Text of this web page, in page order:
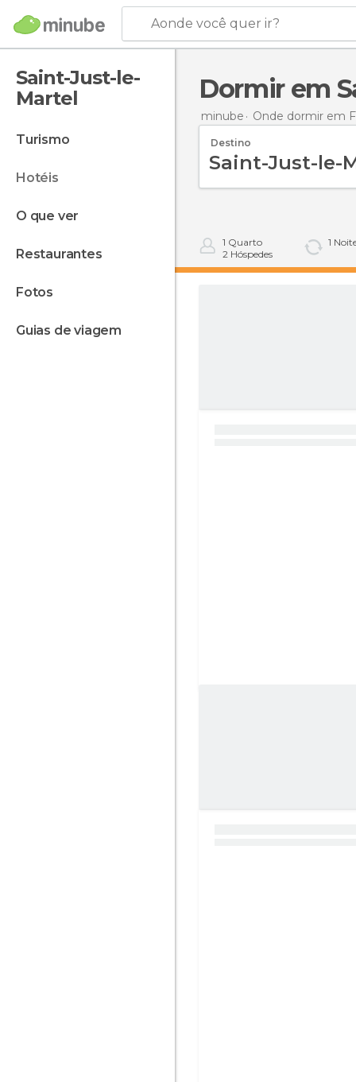
Aonde você quer ir?
Saint-Just-le-
Martel
turismo
hotéis
o que ver
restaurantes
fotos
guias de viagem
Dormir em
minube Onde dormir em
Destino
1 Quarto
2 Hóspedes
1